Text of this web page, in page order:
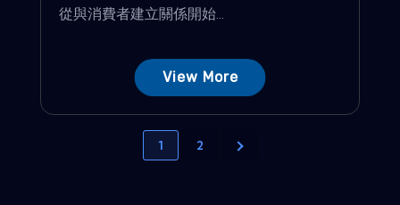
從與消費者建立關係開始...
View More
1 2